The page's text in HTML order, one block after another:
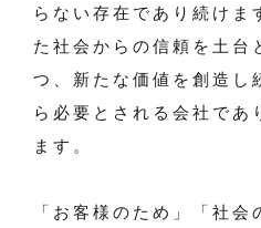
らない存在であり続けま
た社会からの信頼を土台
つ、新たな価値を創造し
ら必要とされる会社であ
ます。
「お客様のため」「社会